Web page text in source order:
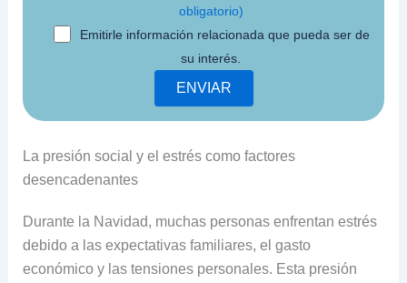
obligatorio)
Emitirle información relacionada que pueda ser de
su interés.
La presión social y el estrés como factores
desencadenantes
Durante la Navidad, muchas personas enfrentan estrés
debido a las expectativas familiares, el gasto
económico y las tensiones personales. Esta presión